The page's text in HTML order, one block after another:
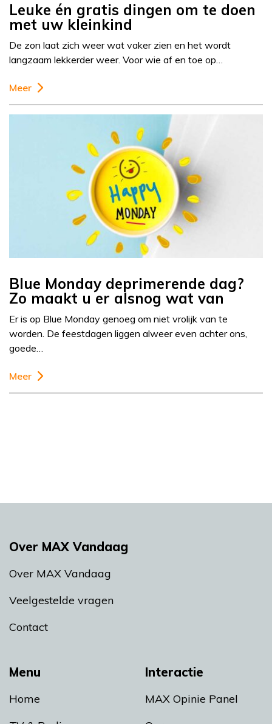
Leuke én gratis dingen om te doen
met uw kleinkind
De zon laat zich weer wat vaker zien en het wordt
langzaam lekkerder weer. Voor wie af en toe op…
Meer
Blue Monday deprimerende dag?
Zo maakt u er alsnog wat van
Er is op Blue Monday genoeg om niet vrolijk van te
worden. De feestdagen liggen alweer even achter ons,
goede…
Meer
Menu
Home
Interactie
MAX Opinie Panel
Over MAX Vandaag
Over MAX Vandaag
Veelgestelde vragen
Contact